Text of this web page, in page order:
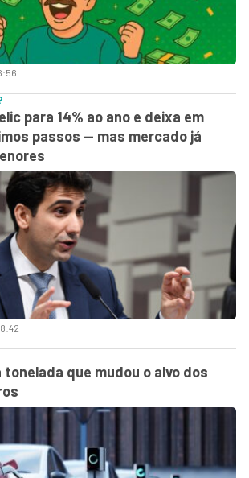
para 14% ao ano e deixa em
passos — mas mercado já
tonelada que mudou o alvo dos